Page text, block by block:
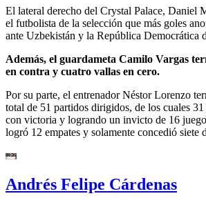
El lateral derecho del Crystal Palace, Daniel
el futbolista de la selección que más goles
ante Uzbekistán y la República Democrática
Además, el guardameta Camilo Vargas
en contra y cuatro vallas en cero.
Por su parte, el entrenador Néstor Lorenzo
total de 51 partidos dirigidos, de los cuales
con victoria y logrando un invicto de 16
logró 12 empates y solamente concedió siete
Andrés Felipe Cárdenas